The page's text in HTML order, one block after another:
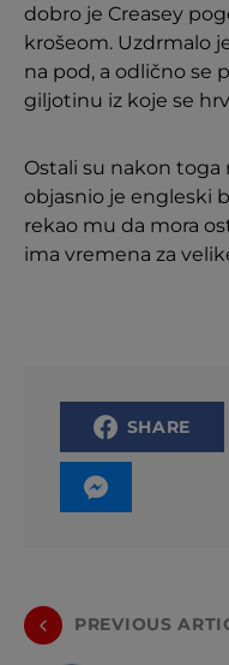
dobro je Creasey
krošeom. Uzdrmalo
na pod, a odlično se
giljotinu iz koje se
Ostali su nakon toga
objasnio je engleski
rekao mu da mora
ima vremena za
SHARE
PREVIOUS